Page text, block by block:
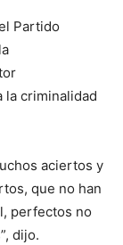
Partido
la criminalidad
aciertos y
que no han
perfectos no
dijo.